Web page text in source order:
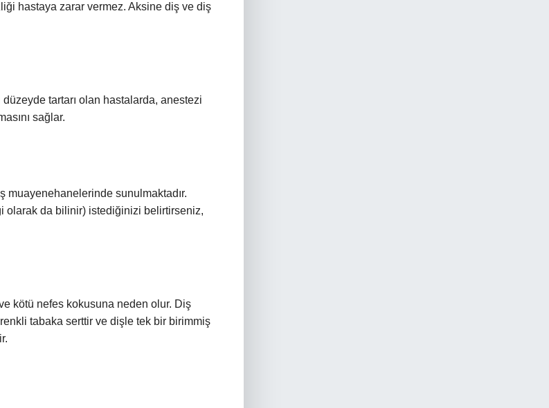
hastaya zarar vermez. Aksine diş ve diş
tartarı olan hastalarda, anestezi
sağlar.
sunulmaktadır.
olarak da bilinir) istediğinizi belirtirseniz,
kötü nefes kokusuna neden olur. Diş
tabaka serttir ve dişle tek bir birimmiş